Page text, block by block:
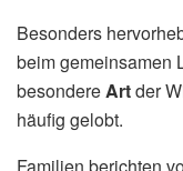
Besonders
beim gemeinsamen
besondereArtder
häufig gelobt.
Familien berichten